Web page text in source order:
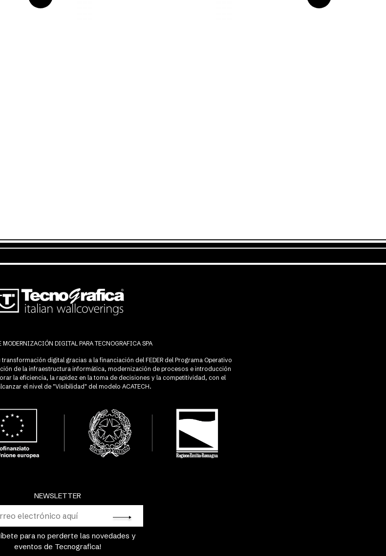
MODERNIZACIÓN DIGITAL PARA TECNOGRAFICA SPA
digital gracias a la financiación del FEDER del Programa Operativo
de la infraestructura informática, modernización de procesos e introducción
la eficiencia, la rapidez en la toma de decisiones y la competitividad, con el
el nivel de "Visibilidad" del modelo ACATECH.
NEWSLETTER
para no perderte las novedades y
eventos de Tecnografica!